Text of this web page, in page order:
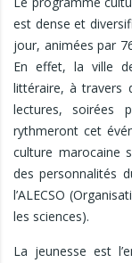
est dense et
jour, animées par
En effet, la ville
littéraire, à travers
lectures, soirées
rythmeront cet
culture marocaine
des personnalités
l’ALECSO
les sciences).
La jeunesse est